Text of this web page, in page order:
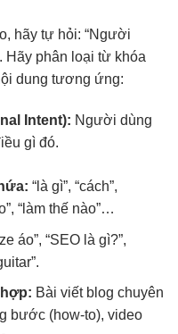
hãy tự hỏi: “Người
Hãy phân loại từ khóa
dung tương ứng:
Intent): Người dùng
gì đó.
“là gì”, “cách”,
“làm thế nào”…
áo”, “SEO là gì?”,
Bài viết blog chuyên
bước (how-to), video